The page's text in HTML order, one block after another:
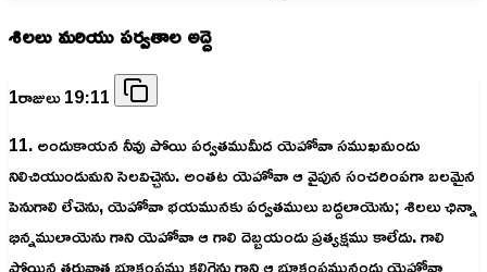
శిలలు మరియు పర్వతాల అద్దె
1రాజులు 19:11
11. అందుకాయన నీవు పోయి పర్వతముమీద యెహోవా సముఖమందు
నిలిచియుండుమని సెలవిచ్చెను. అంతట యెహోవా ఆ వైపున సంచరింపగా బలమైన
పెనుగాలి లేచెను, యెహోవా భయమునకు పర్వతములు బద్దలాయెను; శిలలు ఛిన్నా
భిన్నములాయెను గాని యెహోవా ఆ గాలి దెబ్బయందు ప్రత్యక్షము కాలేదు. గాలి